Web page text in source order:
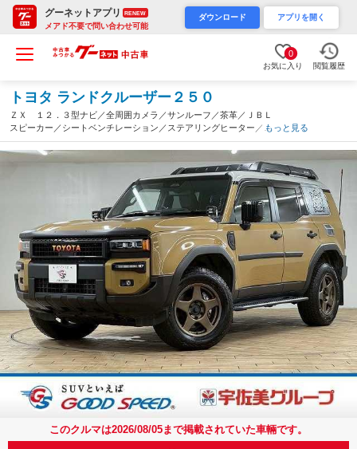
グーネットアプリ RENEW
メアド不要で問い合わせ可能
ダウンロード アプリを開く
0
お気に入り 閲覧履歴
トヨタ ランドクルーザー２５０
ＺＸ １２．３型ナビ／全周囲カメラ／サンルーフ／茶革／ＪＢＬ
スピーカー／シートベンチレーション／ステアリングヒーター／追
従クルコン／デジタルインナーミラー／ＩＰＦフロントライト／Ｂ
ＳＭ／パワーバックドア（愛知県）
もっと見る
このクルマは2026/08/05まで掲載されていた車輛です。